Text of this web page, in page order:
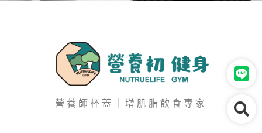
營養師杯蓋｜增肌脂飲食專家